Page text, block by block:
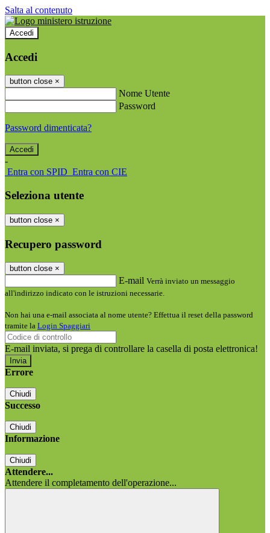
Salta al contenuto
Accedi
Accedi
button close ×
Nome Utente
Password
Password dimenticata?
-
Entra con SPID Entra con CIE
Seleziona utente
button close ×
Recupero password
button close ×
E-mail Verrà inviato un messaggio
all'indirizzo indicato con le istruzioni necessarie.
Non hai una e-mail associata al nome utente? Effettua il reset della password
tramite la Login Spaggiari
E-mail inviata, si prega di controllare la casella di posta elettronica!
Errore
Chiudi
Successo
Chiudi
Informazione
Chiudi
Attendere...
Attendere il completamento dell'operazione...